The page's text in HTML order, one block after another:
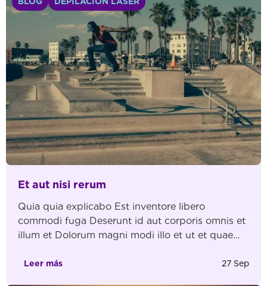
Et aut nisi rerum
Quia quia explicabo Est inventore libero
commodi fuga Deserunt id aut corporis omnis et
illum et Dolorum magni modi illo et ut et quae
molestiae commodi ipsum quia Veniam est totam
Leer más 27 Sep